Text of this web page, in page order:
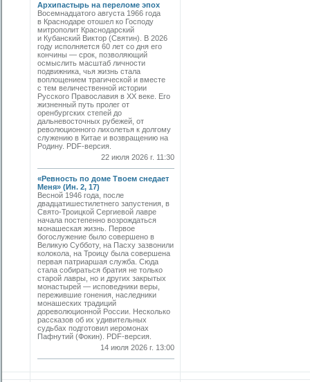
Архипастырь на переломе эпох
Восемнадцатого августа 1966 года
в Краснодаре отошел ко Господу
митрополит Краснодарский
и Кубанский Виктор (Святин). В 2026
году исполняется 60 лет со дня его
кончины — срок, позволяющий
осмыслить масштаб личности
подвижника, чья жизнь стала
воплощением трагической и вместе
с тем величественной истории
Русского Православия в XX веке. Его
жизненный путь пролег от
оренбургских степей до
дальневосточных рубежей, от
революционного лихолетья к долгому
служению в Китае и возвращению на
Родину. PDF-версия.
22 июля 2026 г. 11:30
«Ревность по доме Твоем снедает
Меня» (Ин. 2, 17)
Весной 1946 года, после
двадцатишестилетнего запустения, в
Свято-­Троицкой Сергиевой лавре
начала постепенно возрождаться
монашеская жизнь. Первое
богослужение было совершено в
Великую Субботу, на Пасху зазвонили
колокола, на Троицу была совершена
первая патриаршая служба. Сюда
стала собираться братия не только
старой лавры, но и других закрытых
монастырей — исповедники веры,
пережившие гонения, наследники
монашеских традиций
дореволюционной России. Несколько
рассказов об их удивительных
судьбах подготовил иеромонах
Пафнутий (Фокин). PDF-версия.
14 июля 2026 г. 13:00